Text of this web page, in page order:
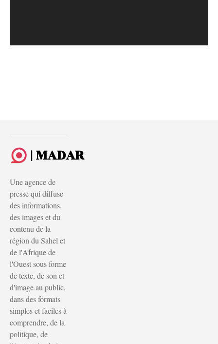
| MADAR
Une agence de
presse qui diffuse
des informations,
des images et du
contenu de la
région du Sahel et
de l'Afrique de
l'Ouest sous forme
de texte, de son et
d'image au public,
dans des formats
simples et faciles à
comprendre, de la
politique, de